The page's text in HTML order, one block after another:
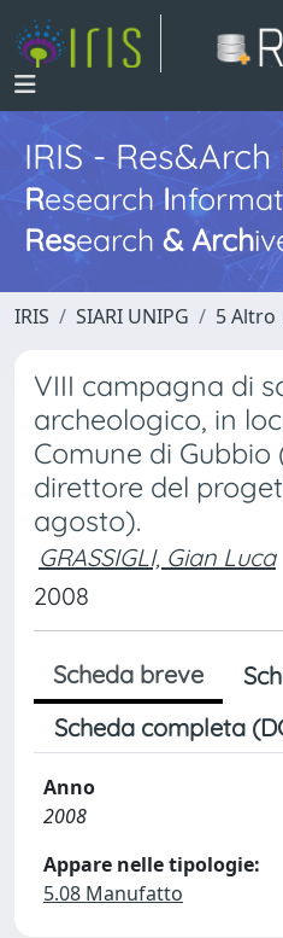
IRIS - Res&Arch
Research I
Research & Arch
IRIS SIARI UNIPG 5 Altro
VIII campagna di
archeologico, in
Comune di Gubbio
direttore del
agosto).
GRASSIGLI, Gian Luca
2008
Scheda breve
Scheda completa
Anno
2008
Appare nelle tipologie:
5.08 Manufatto